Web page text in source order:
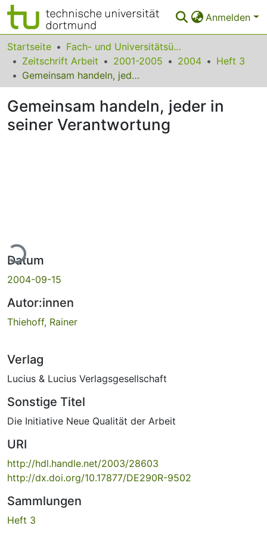
Anmelden
Bereiche & Sammlungen
Das gesamte Repositorium
FAQ
Startseite
Fach- und Universitätsübergreifendes
Zeitschrift Arbeit
2001-2005 2004
Heft 3
Gemeinsam handeln, jeder in seiner Verantwortung
Gemeinsam handeln, jeder in
seiner Verantwortung
Datum
2004-09-15
Autor:innen
Thiehoff, Rainer
Verlag
Lucius & Lucius Verlagsgesellschaft
Sonstige Titel
Die Initiative Neue Qualität der Arbeit
URI
http://hdl.handle.net/2003/28603
http://dx.doi.org/10.17877/DE290R-9502
Sammlungen
Heft 3